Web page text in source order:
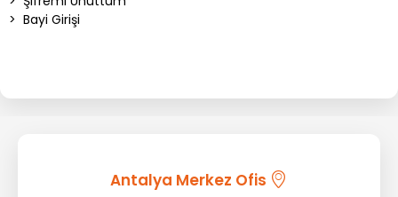
> Bayi Girişi
Antalya Merkez Ofis